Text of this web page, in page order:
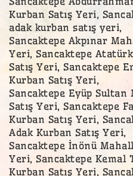
Kurban Satış Yeri,
adak kurban satış yeri,
Sancaktepe Akpınar
Yeri, Sancaktepe
Satış Yeri, Sancaktepe
Kurban Satış Yeri,
Sancaktepe Eyüp
Satış Yeri, Sancaktepe
Kurban Satış Yeri,
Adak Kurban Satış Yeri,
Sancaktepe İnönü
Yeri, Sancaktepe Kemal
Kurban Satış Yeri,